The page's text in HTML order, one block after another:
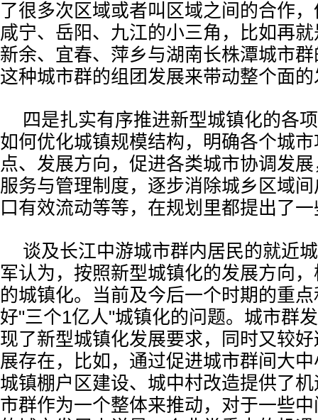
了很多次区域或者叫区域之间的合作，
咸宁、岳阳、九江的小三角，比如再就
新余、宜春、萍乡与湖南长株潭城市
这种城市群的组团发展来带动整个面
四是扎实有序推进新型城镇化的各
如何优化城镇规模结构，明确各个城
点、发展方向，促进各类城市协调发
服务与管理制度，逐步消除城乡区域
口有效流动等等，在规划里都提出了
谈及长江中游城市群内居民的就近
军认为，按照新型城镇化的发展方向
的城镇化。当前及今后一个时期的重
好"三个1亿人"城镇化的问题。城市群
现了新型城镇化发展要求，同时又较
展存在，比如，通过促进城市群间大
城镇棚户区建设、城中村改造提供了
市群作为一个整体来推动，对于一些